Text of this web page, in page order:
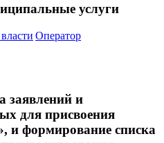
услуги
Оператор
заявлений и
для присвоения
и формирование списка